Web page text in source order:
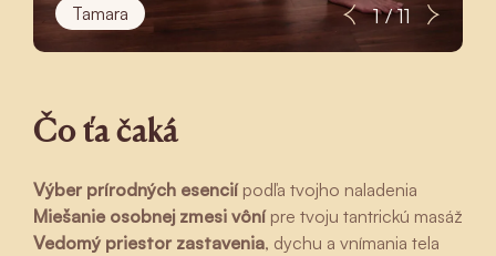
Tamara 1 / 11
Čo ťa čaká
Výber prírodných esenciípodľa tvojho naladenia
Miešanie osobnej zmesi vônípre tvoju tantrickú masáž
Vedomý priestor zastavenia, dychu a vnímania tela